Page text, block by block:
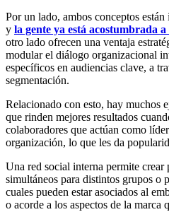
Por un lado, ambos conceptos
y la gente ya está acostumbrada a
otro lado ofrecen una ventaja
modular el diálogo organizacional
específicos en audiencias clave, a
segmentación.
Relacionado con esto, hay muchos
que rinden mejores resultados
colaboradores que actúan como
organización, lo que les da
Una red social interna permite crear
simultáneos para distintos grupos o
cuales pueden estar asociados al
o acorde a los aspectos de la marca